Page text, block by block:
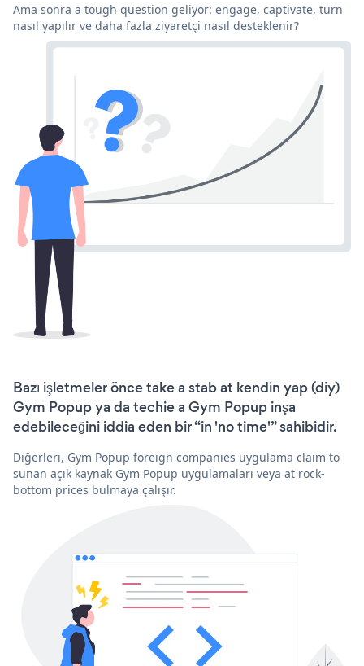
Ama sonra a tough question geliyor: engage, captivate, turn
nasıl yapılır ve daha fazla ziyaretçi nasıl desteklenir?
Bazı işletmeler önce take a stab at kendin yap (diy)
Gym Popup ya da techie a Gym Popup inşa
edebileceğini iddia eden bir “in 'no time'” sahibidir.
Diğerleri, Gym Popup foreign companies uygulama claim to
sunan açık kaynak Gym Popup uygulamaları veya at rock-
bottom prices bulmaya çalışır.